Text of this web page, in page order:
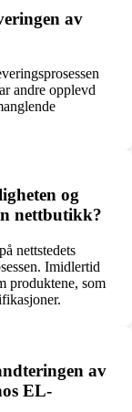
av
andre opplevd
og
nettbutikk?
nettstedets
Imidlertid
produktene, som
av
EL-